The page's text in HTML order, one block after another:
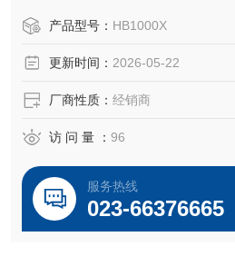
产品型号： HB1000X
更新时间： 2026-05-22
厂商性质： 经销商
访 问 量 ： 96
服务热线
023-66376665